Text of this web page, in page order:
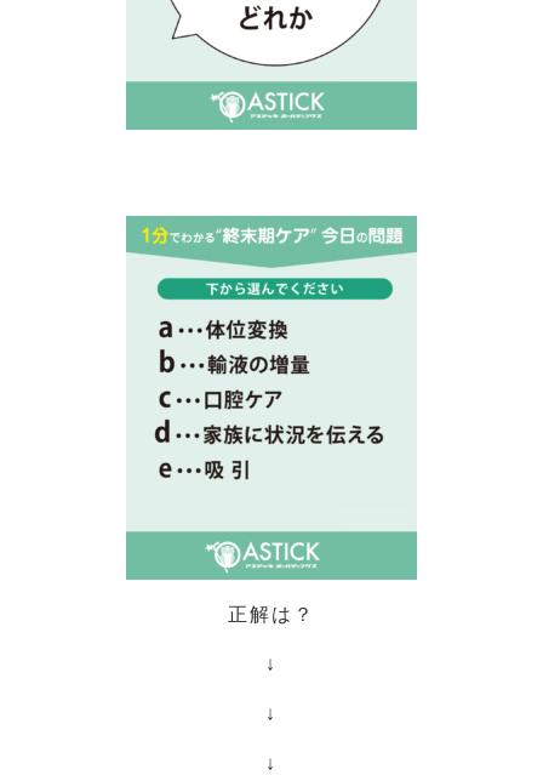
正解は？
↓
↓
↓